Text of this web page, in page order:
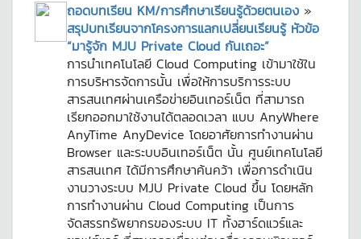
ถอดบทเรียน KM/การศึกษาเรียนรู้ด้วยตนเอง »
สรุปบทเรียนจากโครงการแลกเปลี่ยนเรียนรู้ หัวข้อ
“มารู้จัก MJU Private Cloud กันเถอะ”
การนำเทคโนโลยี Cloud Computing เข้ามาใช้ใน
การบริหารจัดการนั้น เพื่อให้การบริการระบบ
สารสนเทศผ่านเครือข่ายอินเทอร์เน็ต ที่สามารถ
เรียกออกมาใช้งานได้ตลอดเวลา แบบ AnyWhere
AnyTime AnyDevice โดยอาศัยการทำงานผ่าน
Browser และระบบอินเทอร์เน็ต นั้น ศูนย์เทคโนโลยี
สารสนเทศ ได้มีการศึกษาค้นคว้า เพื่อการดำเนิน
งานวางระบบ MJU Private Cloud ขึ้น โดยหลัก
การทำงานผ่าน Cloud Computing เป็นการ
จัดสรรทรัพยากรของระบบ IT ทั้งฮาร์ดแวร์และ